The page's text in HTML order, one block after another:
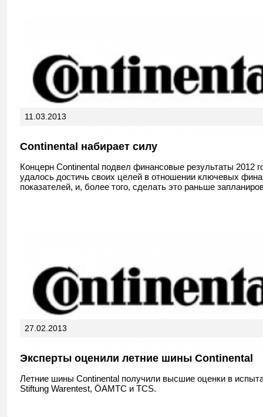
11.03.2013
Continental набирает силу
Концерн Continental подвел финансовые результаты 2012
удалось достичь своих целей в отношении ключевых
показателей, и, более того, сделать это раньше
27.02.2013
Эксперты оценили летние шины Continental
Летние шины Continental получили высшие оценки в
Stiftung Warentest, ÖAMTC и TCS.